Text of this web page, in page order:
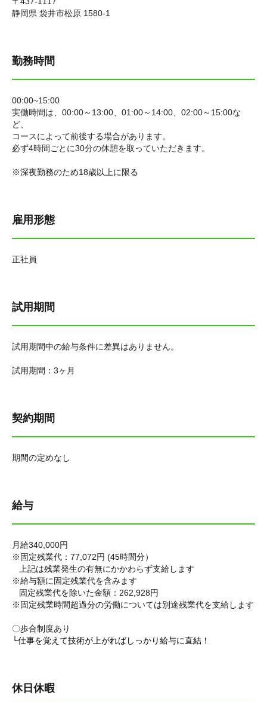
静岡県 袋井市松原 1580-1
勤務時間
00:00~15:00
実働時間は、00:00～13:00、01:00～14:00、02:00～15:00な
ど、
コースによって前後する場合があります。
必ず4時間ごとに30分の休憩を取っていただきます。
※深夜勤務のため18歳以上に限る
雇用形態
正社員
試用期間
試用期間中の給与条件に差異はありません。
試用期間：3ヶ月
契約期間
期間の定めなし
給与
月給340,000円
※固定残業代：77,072円 (45時間分）
上記は残業発生の有無にかかわらず支給します
※給与額に固定残業代を含みます
固定残業代を除いた金額：262,928円
※固定残業時間超過分の労働については別途残業代を支給します
〇歩合制度あり
└仕事を覚えて技術が上がればしっかり給与に直結！
休日休暇